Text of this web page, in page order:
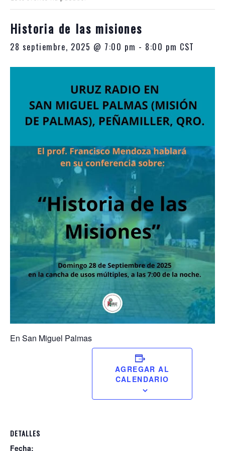
p.m.
Historia de las misiones
28 septiembre, 2025 @ 7:00 pm - 8:00 pm CST
En San Miguel Palmas
AGREGAR AL
CALENDARIO
DETALLES
Fecha: